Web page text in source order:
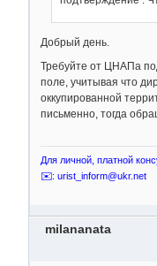
Добрый день.
Требуйте от ЦНАПа
поле, учитывая что
оккупированной
письменно, тогда
Для личной, платной
✉️: urist_inform@ukr.net
milananata